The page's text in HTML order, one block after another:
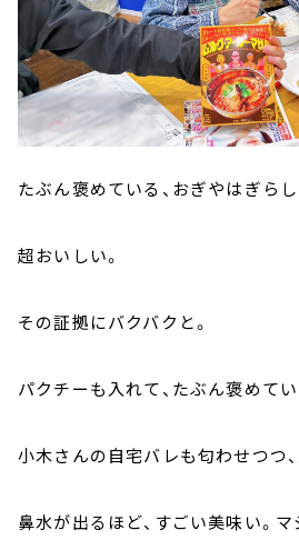
たぶん褒めている、おぎやはぎらし
超おいしい。
その証拠にバクバクと。
パクチーも入れて、たぶん褒めて
小木さんの自宅バレも匂わせつつ、
鼻水が出るほど、すごい美味い。マ